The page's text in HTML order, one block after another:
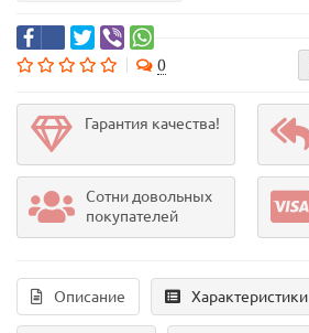
0
Гарантия качества!
Сотни довольных
покупателей
Описание Характеристики